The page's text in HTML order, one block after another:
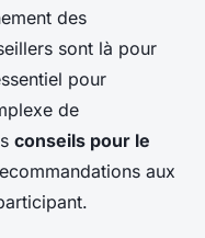
des
sont là pour
pour
de
conseils pour le
aux